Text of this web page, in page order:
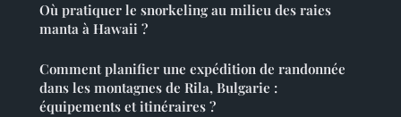
Où pratiquer le snorkeling au milieu des raies
manta à Hawaii ?
Comment planifier une expédition de randonnée
dans les montagnes de Rila, Bulgarie :
équipements et itinéraires ?